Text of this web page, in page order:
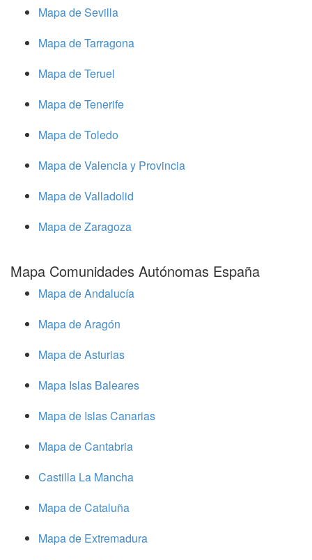
Mapa de Sevilla
Mapa de Tarragona
Mapa de Teruel
Mapa de Tenerife
Mapa de Toledo
Mapa de Valencia y Provincia
Mapa de Valladolid
Mapa de Zaragoza
Mapa Comunidades Autónomas España
Mapa de Andalucía
Mapa de Aragón
Mapa de Asturias
Mapa Islas Baleares
Mapa de Islas Canarias
Mapa de Cantabria
Castilla La Mancha
Mapa de Cataluña
Mapa de Extremadura